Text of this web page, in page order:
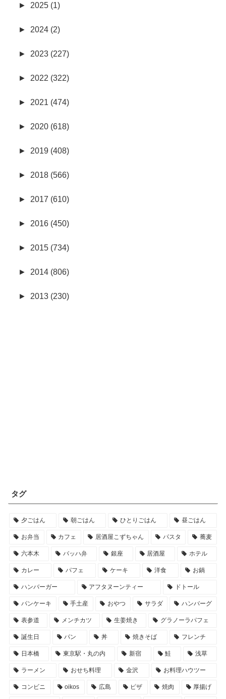
► 2025 (1)
► 2024 (2)
► 2023 (227)
► 2022 (322)
► 2021 (474)
► 2020 (618)
► 2019 (408)
► 2018 (566)
► 2017 (610)
► 2016 (450)
► 2015 (734)
► 2014 (806)
► 2013 (230)
タグ
夕ごはん 朝ごはん ひとりごはん 昼ごはん
お弁当 カフェ 居酒屋こずちゃん パスタ 蕎麦
六本木 バッハ弁 銀座 居酒屋 ホテル
カレー パフェ ケーキ 洋食 お鍋
ハンバーガー アフタヌーンティー ドトール
パンケーキ 手土産 おやつ サラダ ハンバーグ
表参道 メンチカツ 生姜焼き グラノーラパフェ
誕生日 パン 丼 焼きそば フレンチ
日本橋 東京駅・丸の内 新宿 鮭 浅草
ラーメン おせち料理 金沢 お料理ハウツー
コンビニ oikos 広島 ピザ 焼肉 厚揚げ